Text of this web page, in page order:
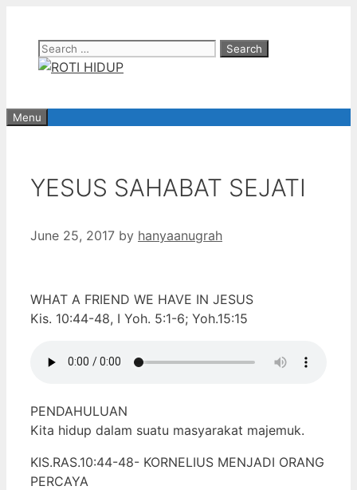
contentSearch
for:
Menu
YESUS SAHABAT SEJATI
June 25, 2017 by hanyaanugrah
WHAT A FRIEND WE HAVE IN JESUS
Kis. 10:44-48, I Yoh. 5:1-6; Yoh.15:15
PENDAHULUAN
Kita hidup dalam suatu masyarakat majemuk.
KIS.RAS.10:44-48- KORNELIUS MENJADI ORANG
PERCAYA